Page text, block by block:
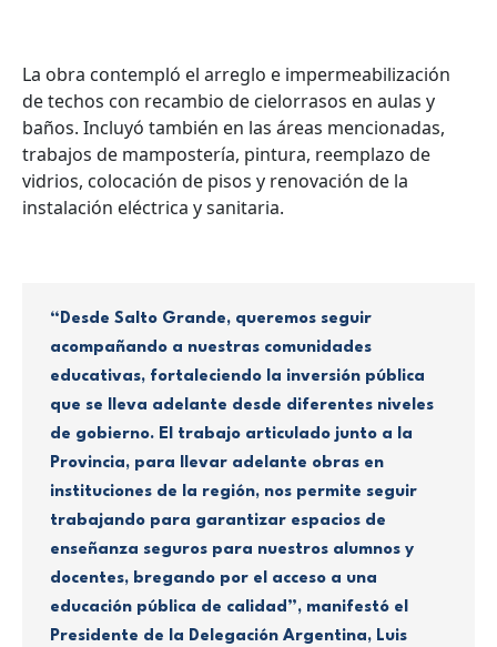
La obra contempló el arreglo e impermeabilización
de techos con recambio de cielorrasos en aulas y
baños. Incluyó también en las áreas mencionadas,
trabajos de mampostería, pintura, reemplazo de
vidrios, colocación de pisos y renovación de la
instalación eléctrica y sanitaria.
“Desde Salto Grande, queremos seguir
acompañando a nuestras comunidades
educativas, fortaleciendo la inversión pública
que se lleva adelante desde diferentes niveles
de gobierno. El trabajo articulado junto a la
Provincia, para llevar adelante obras en
instituciones de la región, nos permite seguir
trabajando para garantizar espacios de
enseñanza seguros para nuestros alumnos y
docentes, bregando por el acceso a una
educación pública de calidad”, manifestó el
Presidente de la Delegación Argentina, Luis